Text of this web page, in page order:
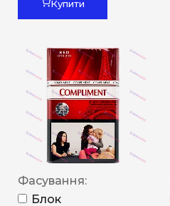
Купити
Фасування:
Блок